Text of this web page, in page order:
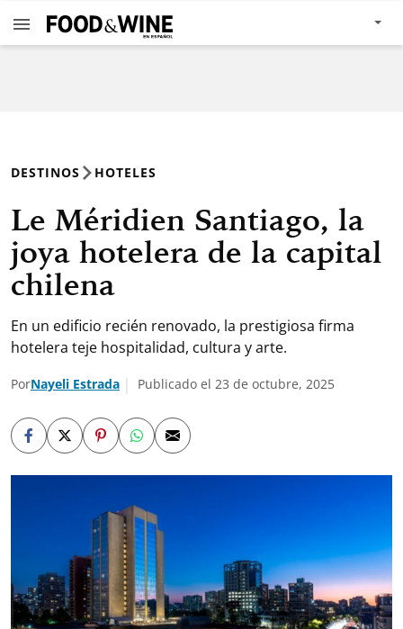
DESTINOS HOTELES
Le Méridien Santiago, la
joya hotelera de la capital
chilena
En un edificio recién renovado, la prestigiosa firma
hotelera teje hospitalidad, cultura y arte.
PorNayeli Estrada Publicado el 23 de octubre, 2025